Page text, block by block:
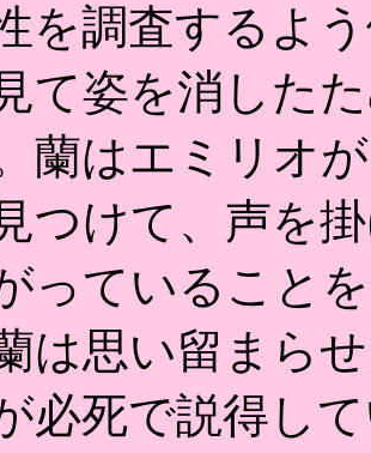
を調査するよ
て姿を消した
蘭はエミリオ
つけて、声を
っていること
は思い留まら
必死で説得し